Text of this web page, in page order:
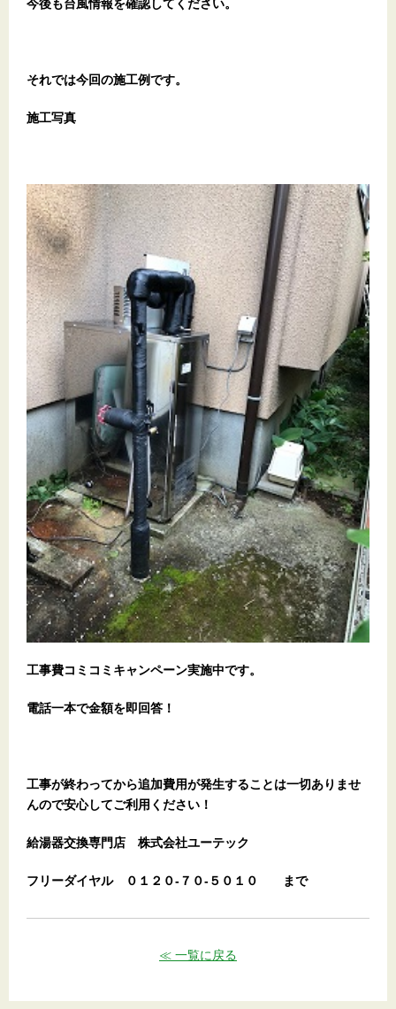
今後も台風情報を確認してください。
それでは今回の施工例です。
施工写真
工事費コミコミキャンペーン実施中です。
電話一本で金額を即回答！
工事が終わってから追加費用が発生することは一切ありませ
んので安心してご利用ください！
給湯器交換専門店 株式会社ユーテック
フリーダイヤル ０１２０-７０-５０１０ まで
≪ 一覧に戻る